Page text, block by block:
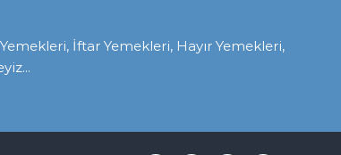
İftar Yemekleri, Hayır Yemekleri,